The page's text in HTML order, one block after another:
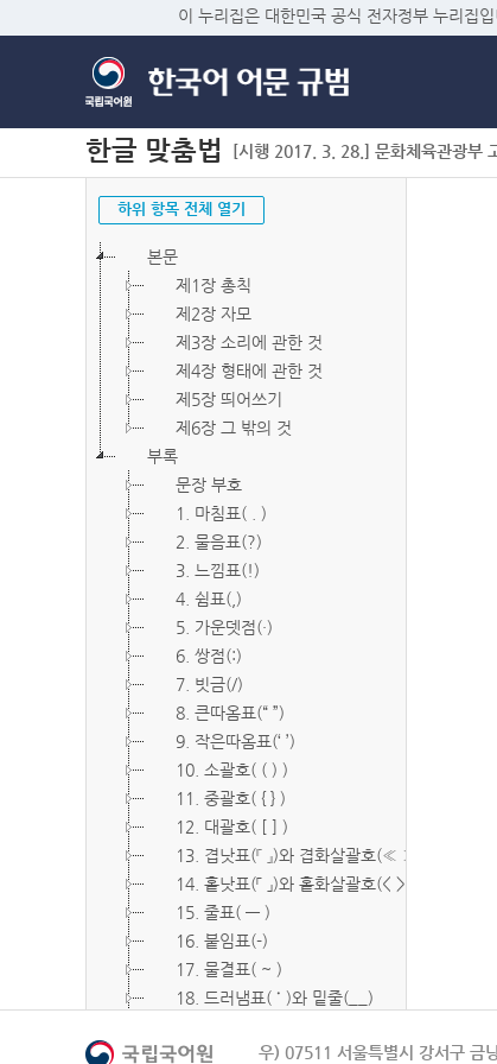
이 누리집은 대한민국 공식 전자정부 누리집입
한글 맞춤법 [시행 2017. 3. 28.] 문화체육관광부
하위 항목 전체 열기
본문
제1장 총칙
제2장 자모
제3장 소리에 관한 것
제4장 형태에 관한 것
제5장 띄어쓰기
제6장 그 밖의 것
부록
문장 부호
1. 마침표( . )
2. 물음표(?)
3. 느낌표(!)
4. 쉼표(,)
5. 가운뎃점(·)
6. 쌍점(:)
7. 빗금(/)
8. 큰따옴표(“ ”)
9. 작은따옴표(‘ ’)
10. 소괄호( ( ) )
11. 중괄호( { } )
12. 대괄호( [ ] )
13. 겹낫표(『 』)와 겹화살괄호(≪ ≫)
14. 홑낫표(「 」)와 홑화살괄호(< >)
15. 줄표( ― )
16. 붙임표(-)
17. 물결표( ~ )
18. 드러냄표( ˙ )와 밑줄(__)
20. 빠짐표( □ )우) 07511 서울특별시 강서구 금